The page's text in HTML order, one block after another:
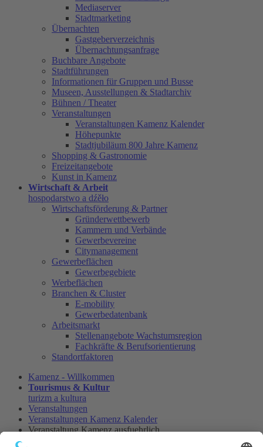
Mediaserver
Stadtmarketing
Übernachten
Gastgeberverzeichnis
Übernachtungsanfrage
Buchbare Angebote
Stadtführungen
Informationen für Gruppen und Busse
Museen, Ausstellungen & Stadtarchiv
Bühnen / Theater
Veranstaltungen
Veranstaltungen Kamenz Kalender
Höhepunkte
Stadtjubiläum 800 Jahre Kamenz
Shopping & Gastronomie
Freizeitangebote
Kunst in Kamenz
Wirtschaft & Arbeit
hospodarstwo a dźěło
Wirtschaftsförderung & Partner
Gründerwettbewerb
Kammern und Verbände
Gewerbevereine
Citymanagement
Gewerbeflächen
Gewerbegebiete
Werbeflächen
Branchen & Cluster
E-mobility
Gewerbedatenbank
Arbeitsmarkt
Stellenangebote Wachstumsregion
Fachkräfte & Berufsorientierung
Standortfaktoren
Kamenz - Willkommen
Tourismus & Kultur
turizm a kultura
Veranstaltungen
Veranstaltungen Kamenz Kalender
Veranstaltung Kamenz ausfuehrlich